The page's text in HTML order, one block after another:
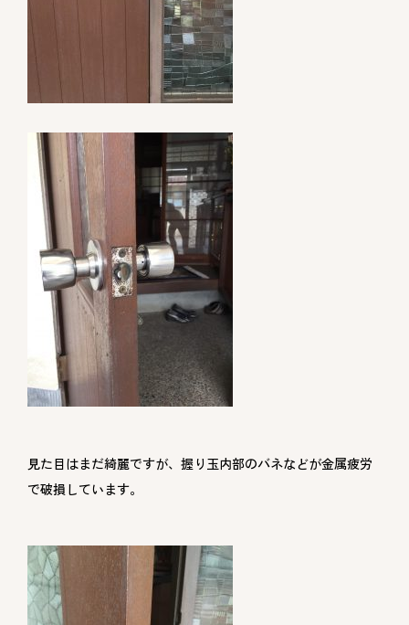
見た目はまだ綺麗ですが、握り玉内部のバネなどが金属疲労
で破損しています。